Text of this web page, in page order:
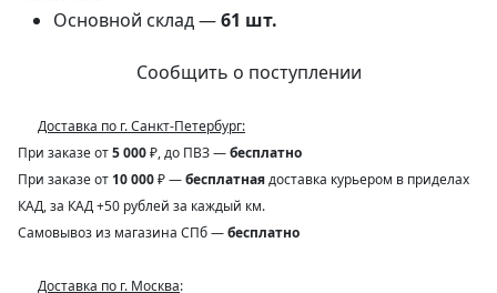
Основной склад —61 шт.
Сообщить о поступлении
Доставка по г. Санкт-Петербург:
При заказе от5 000₽, до ПВЗ —бесплатно
При заказе от 10 000₽ —бесплатнаядоставка курьером в приделах
КАД, за КАД +50 рублей за каждый км.
Самовывоз из магазина СПб —бесплатно
Доставка по г. Москва: